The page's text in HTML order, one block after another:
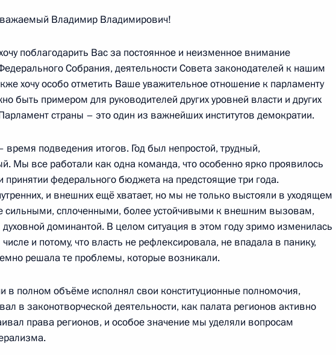
года, пятница
19:45 Санкт-Петербург
участка Западного скоростного
14:15 Санкт-Петербург
4
года, среда
форума «Примаковские чтения»
14:45 Москва
6 13м
года, четверг
премии Русского географического
Владимир Владимирович!
поблагодарить Вас за постоянное и неизменное внимание
Собрания, деятельности Совета законодателей к нашим
хочу особо отметить Ваше уважительное отношение к парламенту
быть примером для руководителей других уровней власти и других
страны – это один из важнейших институтов демократии.
подведения итогов. Год был непростой, трудный,
Мы все работали как одна команда, что особенно ярко проявилось
принятии федерального бюджета на предстоящие три года.
и внешних ещё хватает, но мы не только выстояли в уходящем
сильными, сплоченными, более устойчивыми к внешним вызовам,
духовной доминантой. В целом ситуация в этом году зримо изменилась
и потому, что власть не рефлексировала, не впадала в панику,
решала те проблемы, которые возникали.
в полном объёме исполнял свои конституционные полномочия,
в законотворческой деятельности, как палата регионов активно
права регионов, и особое значение мы уделяли вопросам